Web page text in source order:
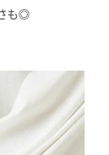
も◎